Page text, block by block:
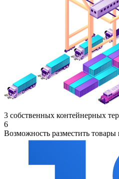
3 собственных контейнерных
6
Возможность разместить товары